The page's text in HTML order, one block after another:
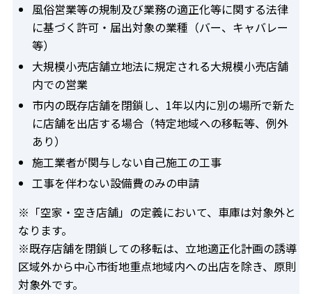
風俗営業等の規制及び業務の適正化等に関する法律
に基づく許可・届出対象の業種（バー、キャバレー
等）
大規模小売店舗立地法に規定される大規模小売店舗
内での営業
市内の既存店舗を閉鎖し、1年以内に別の場所で新た
に店舗を出店する場合（特定地域への移転等、例外
あり）
施工業者が関与しない自己施工の工事
工事を伴わない設備費のみの申請
※「空家・空き店舗」の定義において、車庫は対象外と
なります。
※既存店舗を閉鎖しての移転は、立地適正化計画の誘導
区域外から中心市街地重点地域内への出店を除き、原則
対象外です。